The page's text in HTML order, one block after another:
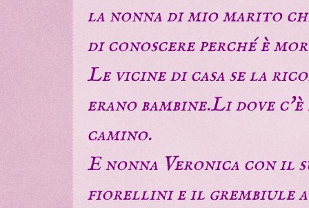
la nonna di mio marito
di conoscere perché è
Le vicine di casa se la
erano bambine.Li dove
camino.
E nonna Veronica con il
fiorellini e il grembiule